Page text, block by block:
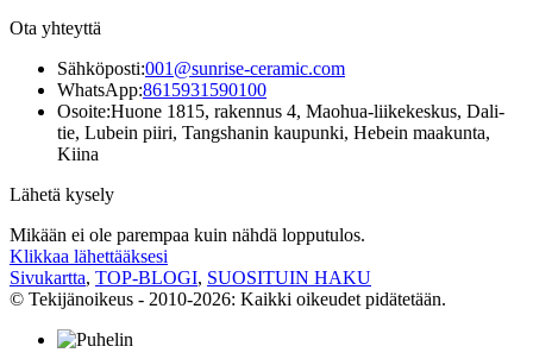
Ota yhteyttä
Sähköposti:001@sunrise-ceramic.com
WhatsApp:8615931590100
Osoite:Huone 1815, rakennus 4, Maohua-liikekeskus, Dali-
tie, Lubein piiri, Tangshanin kaupunki, Hebein maakunta,
Kiina
Lähetä kysely
Mikään ei ole parempaa kuin nähdä lopputulos.
Klikkaa lähettääksesi
Sivukartta, TOP-BLOGI, SUOSITUIN HAKU
© Tekijänoikeus - 2010-2026: Kaikki oikeudet pidätetään.